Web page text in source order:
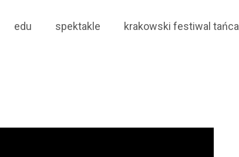
Choreograficzne
edu spektakle krakowski festiwal tańca